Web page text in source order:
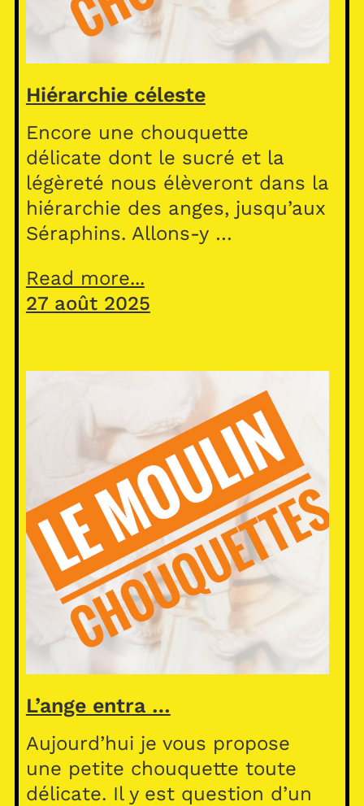
Hiérarchie céleste
Encore une chouquette
délicate dont le sucré et la
légèreté nous élèveront dans la
hiérarchie des anges, jusqu’aux
Séraphins. Allons-y …
Read more...
27 août 2025
L’ange entra …
Aujourd’hui je vous propose
une petite chouquette toute
délicate. Il y est question d’un